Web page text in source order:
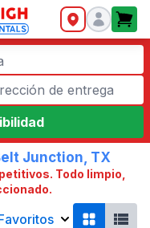
Junction, TX
Todo limpio,